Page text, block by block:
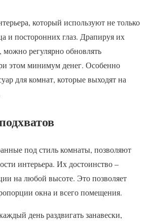
который используют не только
и посторонних глаз. Драпируя их
регулярно обновлять
этом минимум денег. Особенно
для комнат, которые выходят на
под стиль комнаты, позволяют
интерьера. Их достоинство –
на любой высоте. Это позволяет
окна и всего помещения.
день раздвигать занавески,